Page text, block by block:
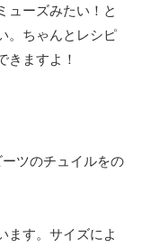
ューズみたい！と
。ちゃんとレシピ
きますよ！
ツのチュイルをの
ます。サイズによ